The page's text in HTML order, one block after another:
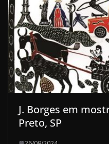
J. Borges em
Preto, SP